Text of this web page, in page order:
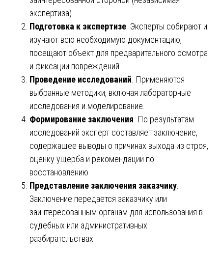
экспертиза).
Подготовка к экспертизе . Эксперты собирают и
изучают всю необходимую документацию,
посещают объект для предварительного осмотра
и фиксации повреждений.
Проведение исследований . Применяются
выбранные методики, включая лабораторные
исследования и моделирование.
Формирование заключения . По результатам
исследований эксперт составляет заключение,
содержащее выводы о причинах выхода из строя,
оценку ущерба и рекомендации по
восстановлению.
Представление заключения заказчику
Заключение передается заказчику или
заинтересованным органам для использования в
судебных или административных
разбирательствах.